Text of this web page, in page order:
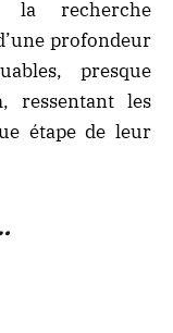
la recherche
profondeur
presque
ressentant les
étape de leur